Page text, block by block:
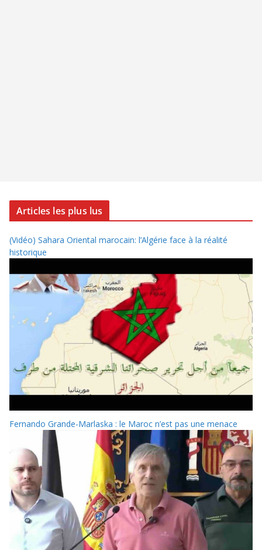
Articles les plus lus
(Vidéo) Sahara Oriental marocain: l’Algérie face à la réalité
historique
Fernando Grande-Marlaska : le Maroc n’est pas une menace